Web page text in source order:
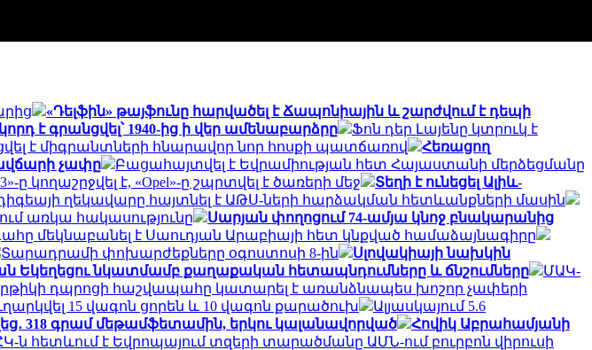
«Դելֆին» թայֆունը հարվածել է Ճապոնիային և շարժվում է դեպի
է գրանցվել՝ 1940-ից ի վեր ամենաբարձրը
Ֆոն դեր Լայենը կտրուկ է
է միգրանտների հնարավոր նոր հոսքի պատճառով
Հեռացող
չափը
Բացահայտվել է Եվրամիության հետ Հայաստանի մերձեցմանը
ը կողաշրջվել է, «Opel»-ը շպրտվել է ծառերի մեջ
Տեղի է ունեցել Ալիև-
ղեկավարը հայտնել է ԱԹՍ-ների հարձակման հետևանքների մասին
առկա հակասությունը
Սարյան փողոցում 74-ամյա կնոջ բնակարանից
մեկնաբանել է Սաուդյան Արաբիայի հետ կնքված համաձայնագիրը
Տարադրամի փոխարժեքները օգոստոսի 8-ին
Սլովակիայի նախկին
Եկեղեցու նկատմամբ քաղաքական հետապնդումները և ճնշումները
ՄԱԿ-
դպրոցի հաշվապահը կատարել է առանձնապես խոշոր չափերի
15 վագոն ցորեն և 10 վագոն քարածուխ
Ալյասկայում 5.6
318 գրամ մեթամֆետամին, երկու կալանավորված
Հովիկ Աբրահամյանի
ն հետևում է Եվրոպայում տզերի տարածմանը ԱՄՆ-ում բուրբոն վիրուսի